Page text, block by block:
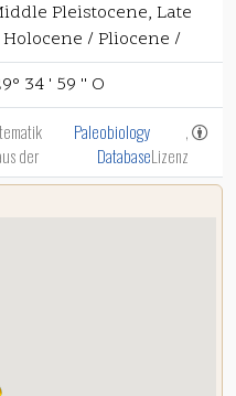
Pleistocene, Late
/ Pliocene /
34 ' 59 '' O
der
Paleobiology
Database
,
Lizenz